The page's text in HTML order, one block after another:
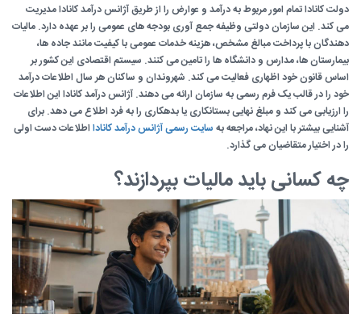
دولت کانادا تمام امور مربوط به درآمد و عوارض را از طریق آژانس درآمد کانادا مدیریت
می کند. این سازمان دولتی وظیفه جمع آوری بودجه های عمومی را بر عهده دارد. مالیات
دهندگان با پرداخت مبالغ مشخص، هزینه خدمات عمومی با کیفیت مانند جاده ها،
بیمارستان ها، مدارس و دانشگاه ها را تامین می کنند. سیستم اقتصادی این کشور بر
اساس قانون خود اظهاری فعالیت می کند. شهروندان و ساکنان هر سال اطلاعات درآمد
خود را در قالب یک فرم رسمی به سازمان ارائه می دهند. آژانس درآمد کانادا این اطلاعات
را ارزیابی می کند و مبلغ نهایی بستانکاری یا بدهکاری را به فرد اطلاع می دهد. برای
آشنایی بیشتر با این نهاد، مراجعه به سایت رسمی آژانس درآمد کانادا اطلاعات دست اولی
را در اختیار متقاضیان می گذارد.
چه کسانی باید مالیات بپردازند؟